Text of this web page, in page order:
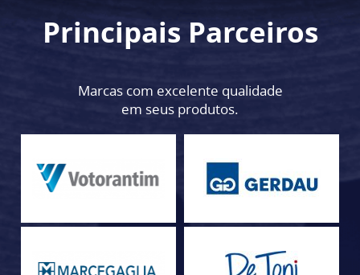
Principais Parceiros
Marcas com excelente qualidade
em seus produtos.